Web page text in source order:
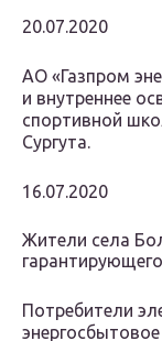
20.07.2020
АО «Газпром
и внутреннее
спортивной
Сургута.
16.07.2020
Жители села
Потребители